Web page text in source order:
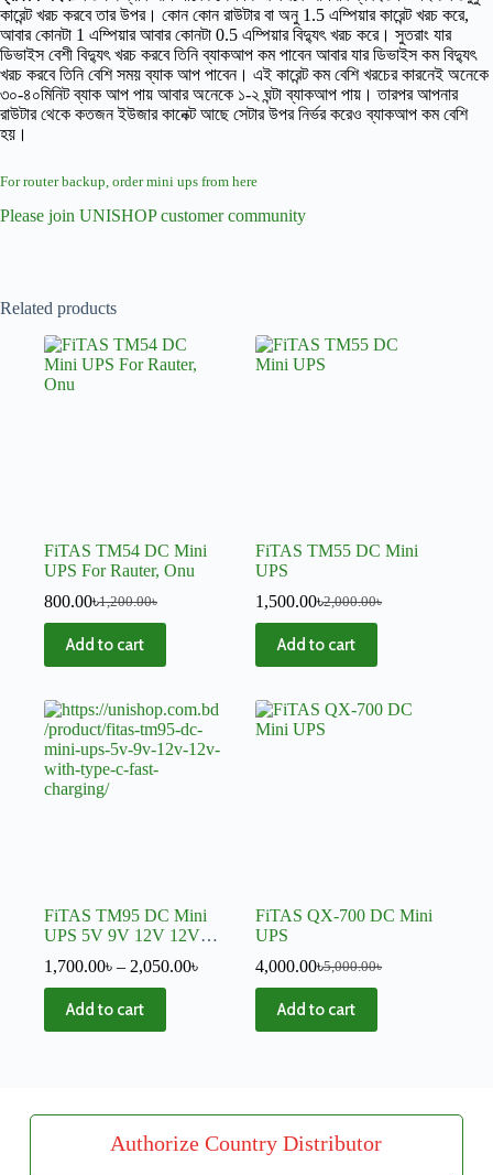
কারেন্ট খরচ করবে তার উপর। কোন কোন রাউটার বা অনু 1.5 এম্পিয়ার কারেন্ট খরচ করে,
আবার কোনটা 1 এম্পিয়ার আবার কোনটা 0.5 এম্পিয়ার বিদ্যুৎ খরচ করে। সুতরাং যার
ডিভাইস বেশী বিদ্যুৎ খরচ করবে তিনি ব্যাকআপ কম পাবেন আবার যার ডিভাইস কম বিদ্যুৎ
খরচ করবে তিনি বেশি সময় ব্যাক আপ পাবেন। এই কারেন্ট কম বেশি খরচের কারনেই অনেকে
৩০-৪০মিনিট ব্যাক আপ পায় আবার অনেকে ১-২ ঘন্টা ব্যাকআপ পায়। তারপর আপনার
রাউটার থেকে কতজন ইউজার কানেক্ট আছে সেটার উপর নির্ভর করেও ব্যাকআপ কম বেশি
হয়।
For router backup, order mini ups from here
Please join UNISHOP customer community
Related products
FiTAS TM54 DC Mini
UPS For Rauter, Onu
1,200.00৳
800.00৳
Add to cart
FiTAS TM55 DC Mini
UPS
2,000.00৳
1,500.00৳
Add to cart
FiTAS TM95 DC Mini
UPS 5V 9V 12V 12V
Charging
1,700.00৳ – 2,050.00৳
Add to cart
FiTAS QX-700 DC Mini
UPS
5,000.00৳
4,000.00৳
Add to cart
Authorize Country Distributor